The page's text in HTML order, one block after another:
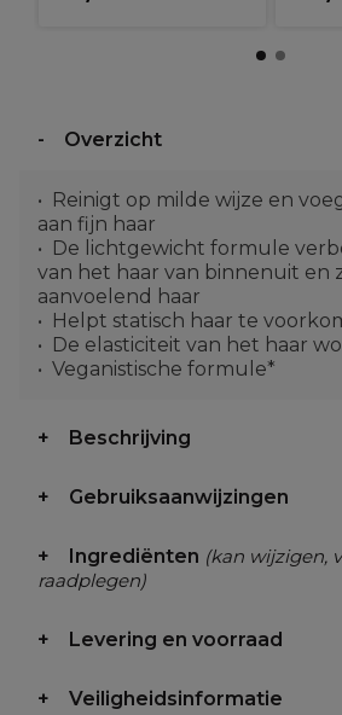
Overzicht
Reinigt op milde wijze en
aan fijn haar
De lichtgewicht formule
van het haar van binnenuit en
aanvoelend haar
Helpt statisch haar te
De elasticiteit van het haar
Veganistische formule*
Beschrijving
Gebruiksaanwijzingen
Ingrediënten (kan wijzigen,
raadplegen)
Levering en voorraad
Veiligheidsinformatie